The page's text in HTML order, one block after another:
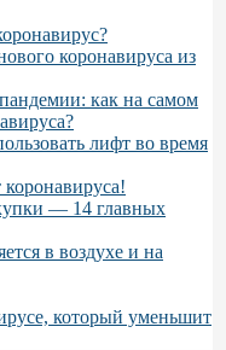
коронавируса из
как на самом
лифт во время
— 14 главных
в воздухе и на
который уменьшит